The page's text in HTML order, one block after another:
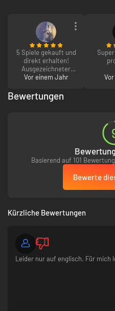
5 Spiele gekauft und
direkt erhalten!
Ausgezeichneter
Service!
Vor einem Jahr
Bewertungen
Basierend auf 101
Bewerte
Kürzliche Bewertungen
Leider nur auf englisch. Für mich